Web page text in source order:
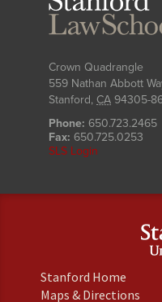
Crown Quadrangle
559 Nathan Abbott
Stanford, CA 94305-
Phone: 650.723.2465
Fax: 650.725.0253
SLS Login
Stanford Home
is
Maps & Directions